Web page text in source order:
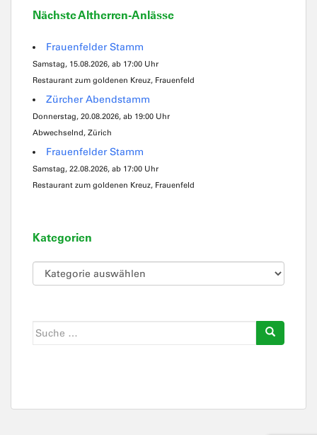
Nächste Altherren-Anlässe
Frauenfelder Stamm
Samstag, 15.08.2026, ab 17:00 Uhr
Restaurant zum goldenen Kreuz, Frauenfeld
Zürcher Abendstamm
Donnerstag, 20.08.2026, ab 19:00 Uhr
Abwechselnd, Zürich
Frauenfelder Stamm
Samstag, 22.08.2026, ab 17:00 Uhr
Restaurant zum goldenen Kreuz, Frauenfeld
Kategorien
Kategorien
Suche